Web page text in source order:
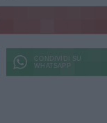
CONDIVIDI SU
WHATSAPP